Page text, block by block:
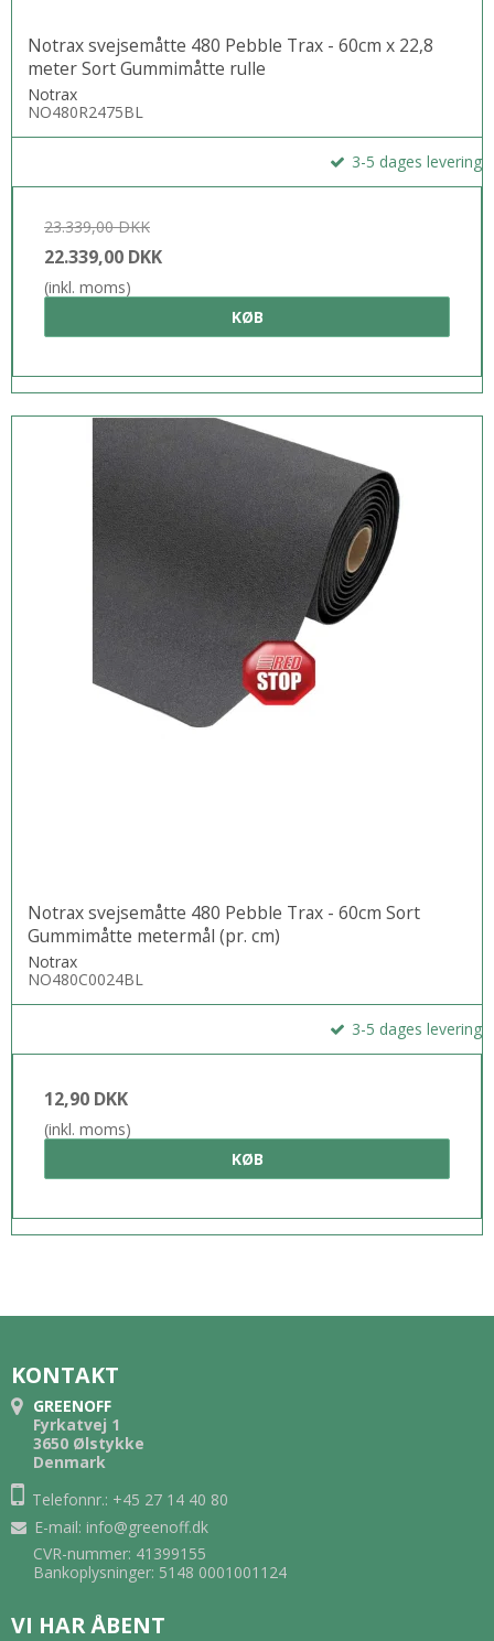
Notrax svejsemåtte 480 Pebble Trax - 60cm x 22,8
meter Sort Gummimåtte rulle
Notrax
NO480R2475BL
3-5 dages levering
23.339,00 DKK
22.339,00 DKK
(inkl. moms)
KØB
Notrax svejsemåtte 480 Pebble Trax - 60cm Sort
Gummimåtte metermål (pr. cm)
Notrax
NO480C0024BL
3-5 dages levering
12,90 DKK
(inkl. moms)
KØB
KONTAKT
GREENOFF
Fyrkatvej 1
3650 Ølstykke
Denmark
Telefonnr.: +45 27 14 40 80
E-mail: info@greenoff.dk
CVR-nummer: 41399155
Bankoplysninger: 5148 0001001124
VI HAR ÅBENT